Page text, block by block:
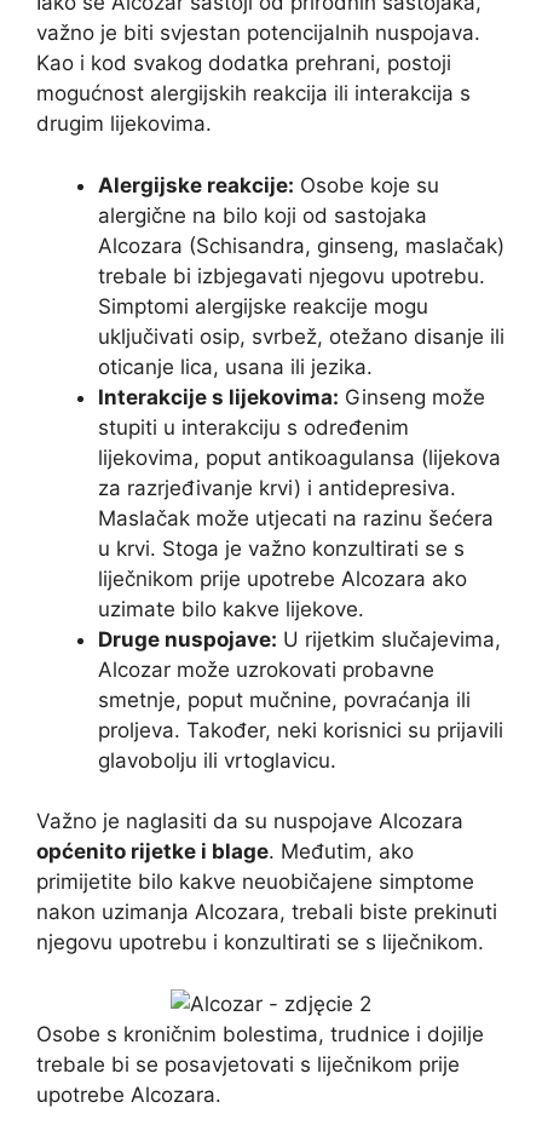
važno je biti svjestan potencijalnih nuspojava.
Kao i kod svakog dodatka prehrani, postoji
mogućnost alergijskih reakcija ili interakcija s
drugim lijekovima.
Alergijske reakcije: Osobe koje su
alergične na bilo koji od sastojaka
Alcozara (Schisandra, ginseng, maslačak)
trebale bi izbjegavati njegovu upotrebu.
Simptomi alergijske reakcije mogu
uključivati osip, svrbež, otežano disanje ili
oticanje lica, usana ili jezika.
Interakcije s lijekovima: Ginseng može
stupiti u interakciju s određenim
lijekovima, poput antikoagulansa (lijekova
za razrjeđivanje krvi) i antidepresiva.
Maslačak može utjecati na razinu šećera
u krvi. Stoga je važno konzultirati se s
liječnikom prije upotrebe Alcozara ako
uzimate bilo kakve lijekove.
Druge nuspojave: U rijetkim slučajevima,
Alcozar može uzrokovati probavne
smetnje, poput mučnine, povraćanja ili
proljeva. Također, neki korisnici su prijavili
glavobolju ili vrtoglavicu.
Važno je naglasiti da su nuspojave Alcozara
općenito rijetke i blage. Međutim, ako
primijetite bilo kakve neuobičajene simptome
nakon uzimanja Alcozara, trebali biste prekinuti
njegovu upotrebu i konzultirati se s liječnikom.
Osobe s kroničnim bolestima, trudnice i dojilje
trebale bi se posavjetovati s liječnikom prije
upotrebe Alcozara.